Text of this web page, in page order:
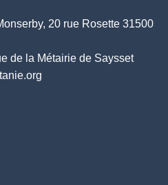
20 rue Rosette 31500
de la Métairie de Saysset